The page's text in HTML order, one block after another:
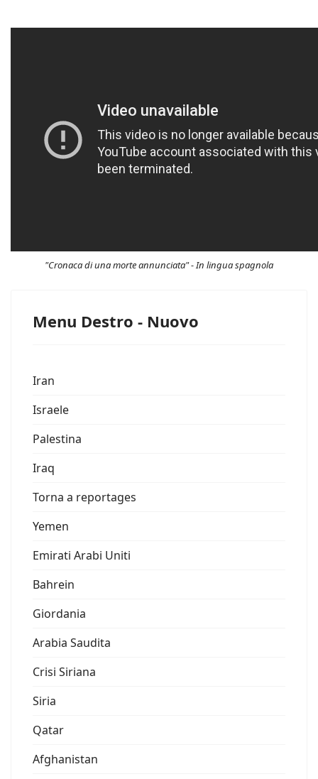
"Cronaca di una morte annunciata" - In lingua spagnola
Menu Destro - Nuovo
Iran
Israele
Palestina
Iraq
Torna a reportages
Yemen
Emirati Arabi Uniti
Bahrein
Giordania
Arabia Saudita
Crisi Siriana
Siria
Qatar
Afghanistan